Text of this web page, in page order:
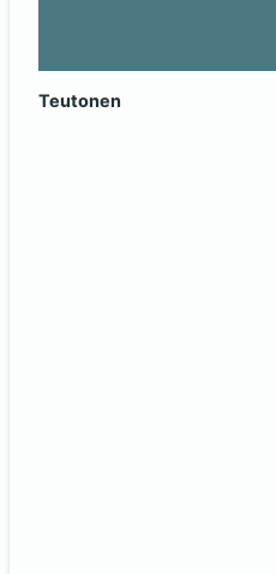
Teutonen